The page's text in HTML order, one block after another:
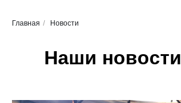
Главная / Новости
Наши новости